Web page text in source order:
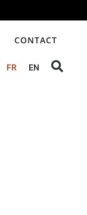
CONTACT
FR EN